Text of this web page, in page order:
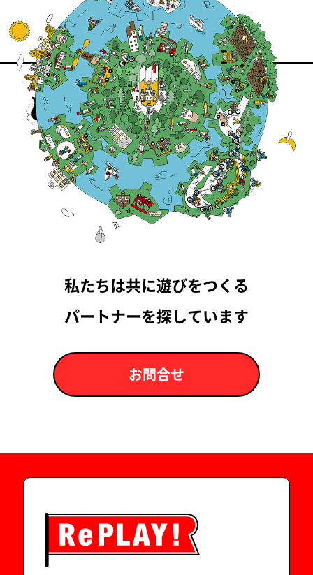
私たちは共に遊びをつくる
パートナーを探しています
お問合せ